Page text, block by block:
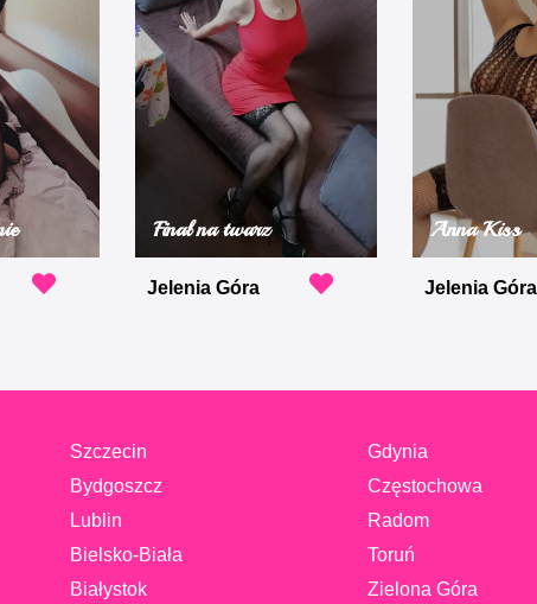
Finał na twarz
Jelenia Góra
Anna Kiss
Jelenia Góra
Szczecin
Bydgoszcz
Lublin
Bielsko-Biała
Białystok
Gdynia
Częstochowa
Radom
Toruń
Zielona Góra